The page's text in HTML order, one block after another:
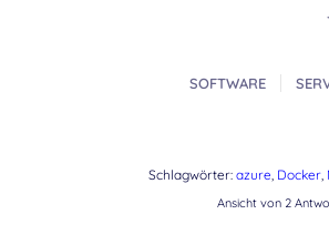
SOFTWARE
Schlagwörter: azure, Docker,
Ansicht von 2